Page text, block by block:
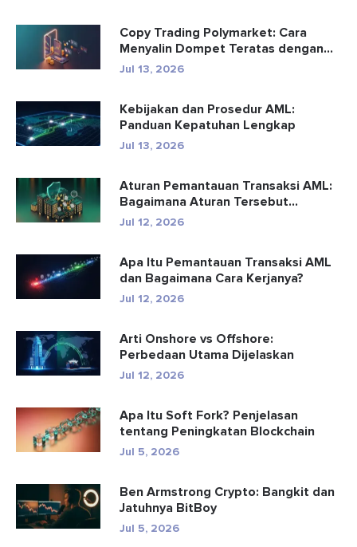
Copy Trading Polymarket: Cara
Menyalin Dompet Teratas dengan
Aman
Jul 13, 2026
Kebijakan dan Prosedur AML:
Panduan Kepatuhan Lengkap
Jul 13, 2026
Aturan Pemantauan Transaksi AML:
Bagaimana Aturan Tersebut
Mendete...
Jul 12, 2026
Apa Itu Pemantauan Transaksi AML
dan Bagaimana Cara Kerjanya?
Jul 12, 2026
Arti Onshore vs Offshore:
Perbedaan Utama Dijelaskan
Jul 12, 2026
Apa Itu Soft Fork? Penjelasan
tentang Peningkatan Blockchain
Jul 5, 2026
Ben Armstrong Crypto: Bangkit dan
Jatuhnya BitBoy
Jul 5, 2026